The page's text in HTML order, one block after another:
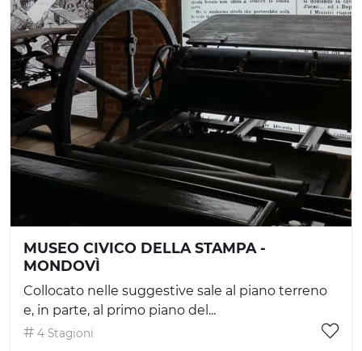
MUSEO CIVICO DELLA STAMPA -
MONDOVÌ
Collocato nelle suggestive sale al piano terreno
e, in parte, al primo piano del...
4 Stagioni